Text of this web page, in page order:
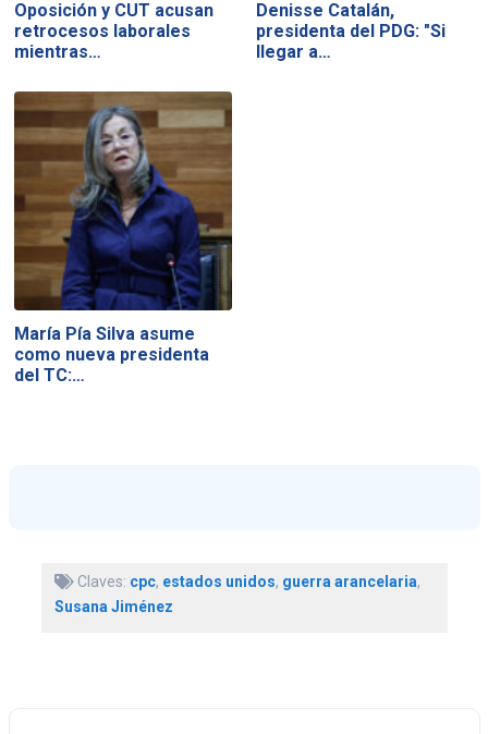
Oposición y CUT acusan
retrocesos laborales
mientras…
Denisse Catalán,
presidenta del PDG: "Si
llegar a…
María Pía Silva asume
como nueva presidenta
del TC:…
Claves: cpc, estados unidos, guerra arancelaria,
Susana Jiménez